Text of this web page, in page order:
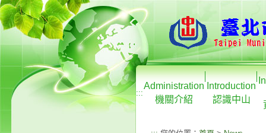
:::
Administration
機關介紹
Introduction
認識中山